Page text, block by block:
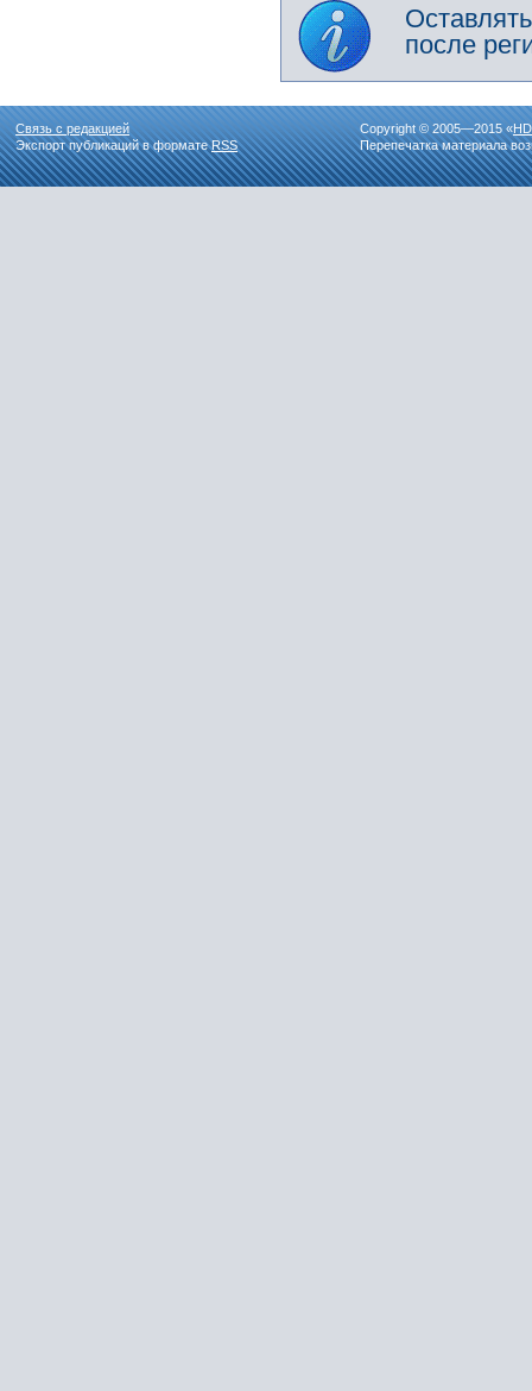
после
Связь с редакцией
Экспорт публикаций в форматеRSS
Copyright © 2005—2015 «
Перепечатка материала